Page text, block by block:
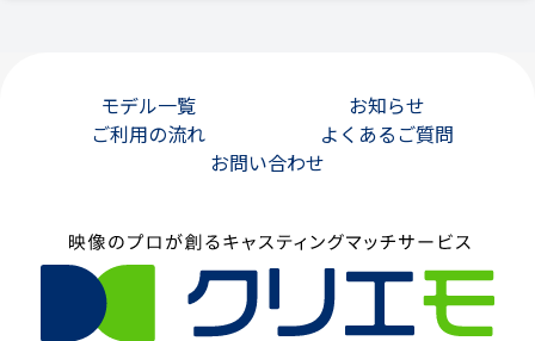
モデル一覧
お知らせ
ご利用の流れ
よくあるご質問
お問い合わせ